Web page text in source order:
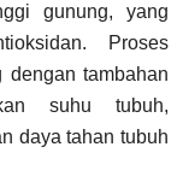
gunung, yang
Proses
dengan tambahan
suhu tubuh,
daya tahan tubuh